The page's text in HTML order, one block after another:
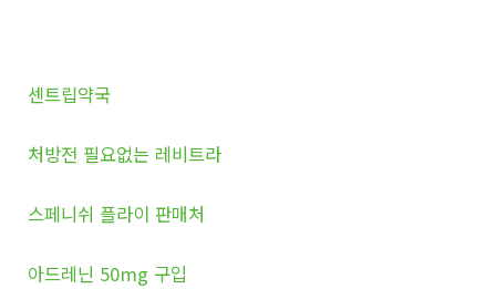
센트립약국
처방전 필요없는 레비트라
스페니쉬 플라이 판매처
아드레닌 50mg 구입